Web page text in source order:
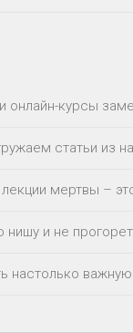
онлайн-курсы
статьи из
мертвы –
нишу и не
настолько